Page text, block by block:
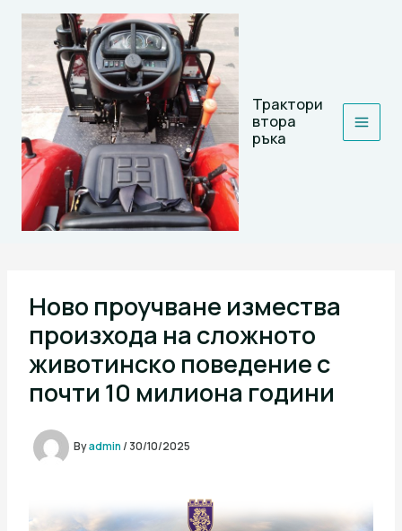
Skip
Трактори
втора
ръка
Ново проучване измества
произхода на сложното
животинско поведение с
почти 10 милиона години
Byadmin/ 30/10/2025